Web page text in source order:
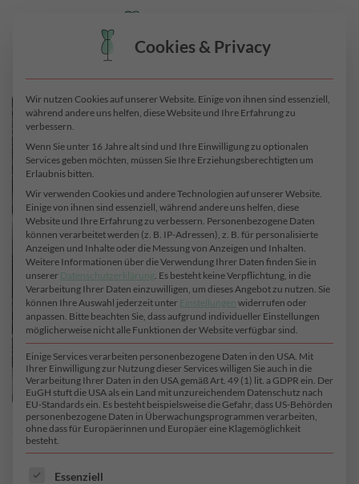
Cookies & Privacy
Wir nutzen Cookies auf unserer Website. Einige von ihnen sind essenziell,
während andere uns helfen, diese Website und Ihre Erfahrung zu
verbessern.
Wenn Sie unter 16 Jahre alt sind und Ihre Einwilligung zu optionalen
Services geben möchten, müssen Sie Ihre Erziehungsberechtigten um
Erlaubnis bitten.
Wir verwenden Cookies und andere Technologien auf unserer Website.
Einige von ihnen sind essenziell, während andere uns helfen, diese
Website und Ihre Erfahrung zu verbessern. Personenbezogene Daten
können verarbeitet werden (z. B. IP-Adressen), z. B. für personalisierte
Anzeigen und Inhalte oder die Messung von Anzeigen und Inhalten.
Weitere Informationen über die Verwendung Ihrer Daten finden Sie in
unserer Datenschutzerklärung. Es besteht keine Verpflichtung, in die
Verarbeitung Ihrer Daten einzuwilligen, um dieses Angebot zu nutzen. Sie
können Ihre Auswahl jederzeit unter Einstellungen widerrufen oder
anpassen. Bitte beachten Sie, dass aufgrund individueller Einstellungen
möglicherweise nicht alle Funktionen der Website verfügbar sind.
Einige Services verarbeiten personenbezogene Daten in den USA. Mit
Ihrer Einwilligung zur Nutzung dieser Services willigen Sie auch in die
Verarbeitung Ihrer Daten in den USA gemäß Art. 49 (1) lit. a GDPR ein. Der
EuGH stuft die USA als ein Land mit unzureichendem Datenschutz nach
EU-Standards ein. Es besteht beispielsweise die Gefahr, dass US-Behörden
personenbezogene Daten in Überwachungsprogrammen verarbeiten,
ohne dass für Europäerinnen und Europäer eine Klagemöglichkeit
besteht.
ES FOLGT EINE LISTE DER SERVICE-GRUPPEN, FÜR
Essenziell